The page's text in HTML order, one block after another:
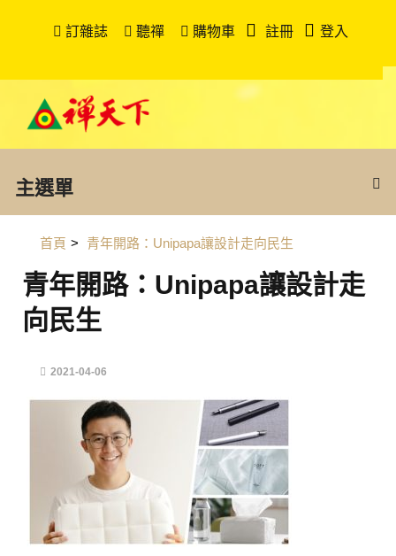
訂雜誌 聽禪 購物車 註冊 登入
主選單
首頁 > 青年開路：Unipapa讓設計走向民生
青年開路：Unipapa讓設計走
向民生
2021-04-06